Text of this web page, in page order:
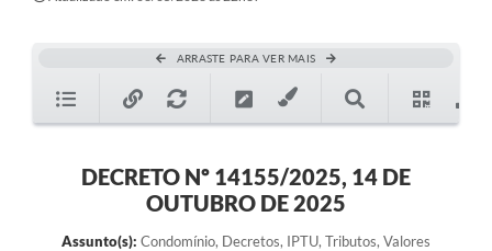
ARRASTE PARA VER MAIS
DECRETO Nº 14155/2025, 14 DE
OUTUBRO DE 2025
Assunto(s): Condomínio, Decretos, IPTU, Tributos, Valores